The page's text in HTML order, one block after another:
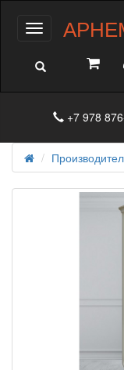
Меню
+7 978